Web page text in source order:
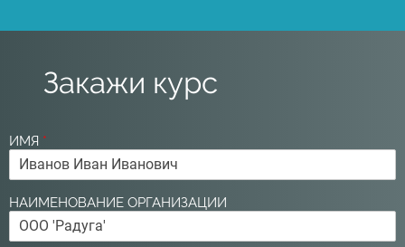
Закажи курс
ИМЯ *
НАИМЕНОВАНИЕ ОРГАНИЗАЦИИ